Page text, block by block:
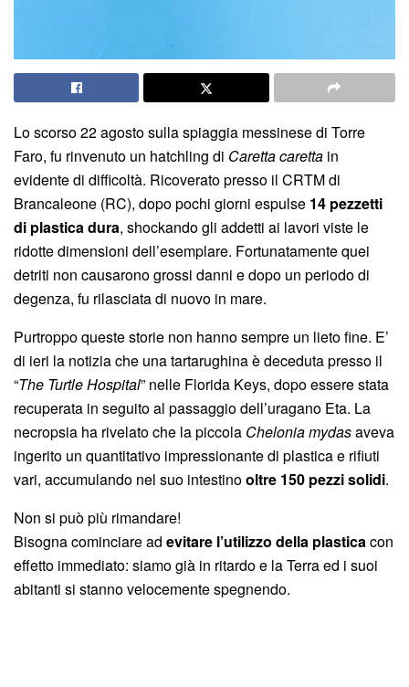
Lo scorso 22 agosto sulla spiaggia messinese di Torre
Faro, fu rinvenuto un hatchling di Caretta caretta in
evidente di difficoltà. Ricoverato presso il CRTM di
Brancaleone (RC), dopo pochi giorni espulse 14 pezzetti
di plastica dura, shockando gli addetti ai lavori viste le
ridotte dimensioni dell’esemplare. Fortunatamente quei
detriti non causarono grossi danni e dopo un periodo di
degenza, fu rilasciata di nuovo in mare.
Purtroppo queste storie non hanno sempre un lieto fine. E’
di ieri la notizia che una tartarughina è deceduta presso il
“The Turtle Hospital” nelle Florida Keys, dopo essere stata
recuperata in seguito al passaggio dell’uragano Eta. La
necropsia ha rivelato che la piccola Chelonia mydasaveva
ingerito un quantitativo impressionante di plastica e rifiuti
vari, accumulando nel suo intestinooltre 150 pezzi solidi.
Non si può più rimandare!
Bisogna cominciare ad evitare l’utilizzo della plasticacon
effetto immediato: siamo già in ritardo e la Terra ed i suoi
abitanti si stanno velocemente spegnendo.